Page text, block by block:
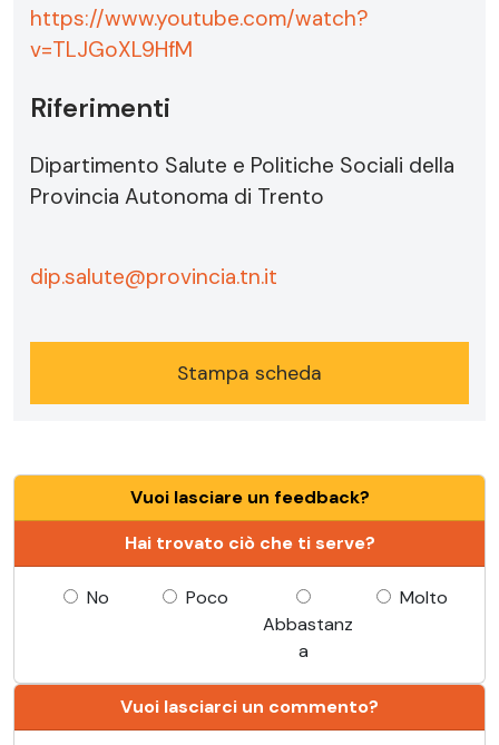
https://www.youtube.com/watch?
v=TLJGoXL9HfM
Riferimenti
Dipartimento Salute e Politiche Sociali della
Provincia Autonoma di Trento
dip.salute@provincia.tn.it
Stampa scheda
Vuoi lasciare un feedback?
Hai trovato ciò che ti serve?
No
Poco
Abbastanz
a
Molto
Vuoi lasciarci un commento?